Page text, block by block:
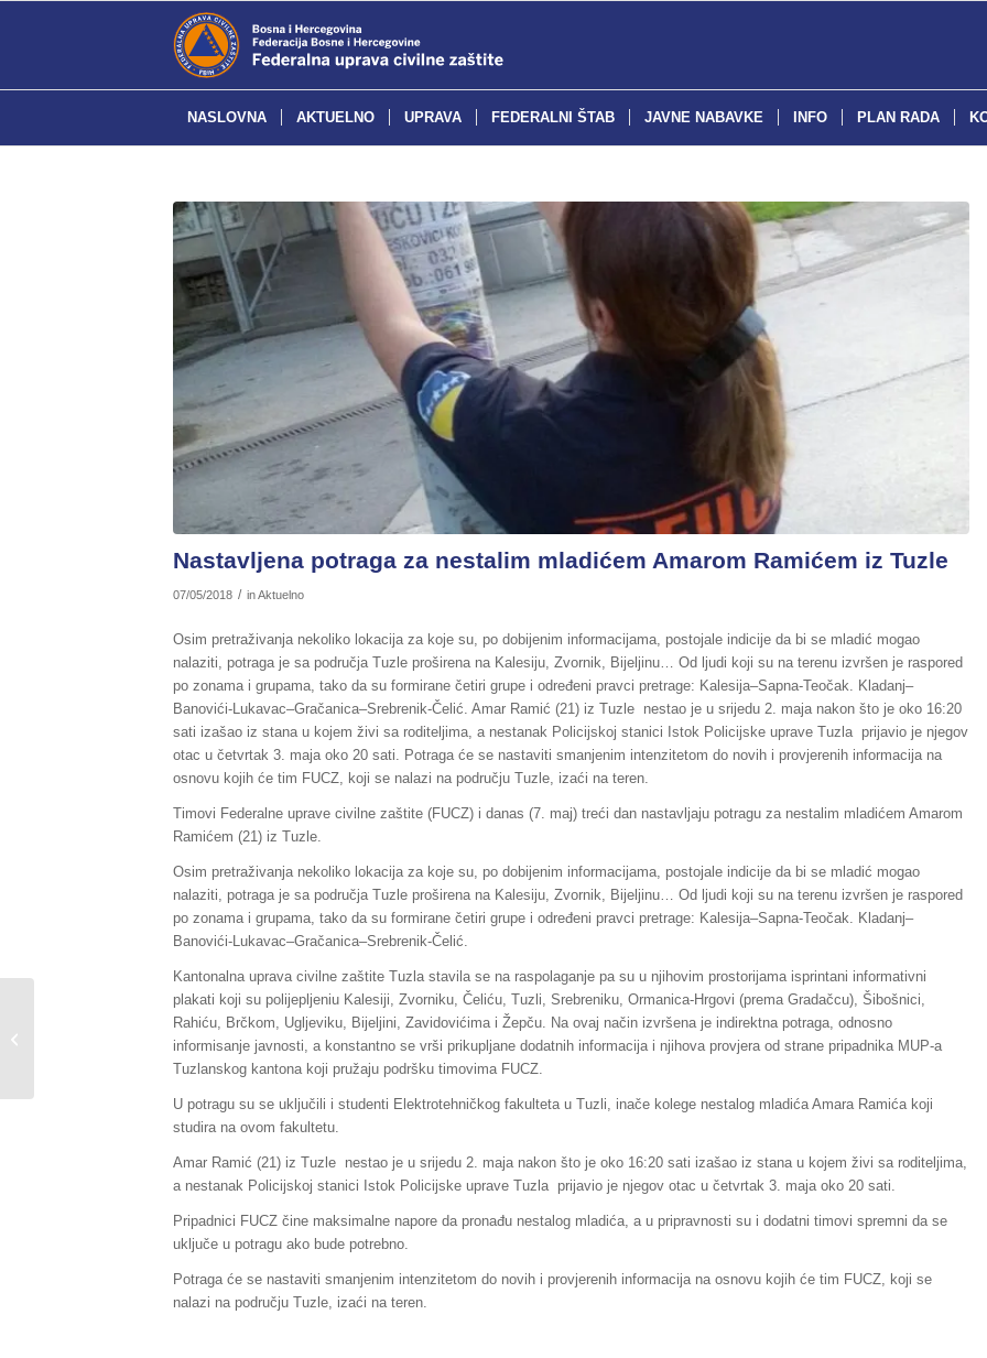
NASLOVNA AKTUELNO UPRAVA FEDERALNI ŠTAB JAVNE NABAVKE INFO PLAN RADA
Nastavljena potraga za nestalim mladićem Amarom Ramićem iz Tuzle
07/05/2018 / inAktuelno
Osim pretraživanja nekoliko lokacija za koje su, po dobijenim informacijama, postojale indicije da bi se mladić mogao
nalaziti, potraga je sa područja Tuzle proširena na Kalesiju, Zvornik, Bijeljinu… Od ljudi koji su na terenu izvršen je raspored
po zonama i grupama, tako da su formirane četiri grupe i određeni pravci pretrage: Kalesija–Sapna-Teočak. Kladanj–
Banovići-Lukavac–Gračanica–Srebrenik-Čelić. Amar Ramić (21) iz Tuzle nestao je u srijedu 2. maja nakon što je oko 16:20
sati izašao iz stana u kojem živi sa roditeljima, a nestanak Policijskoj stanici Istok Policijske uprave Tuzla prijavio je njegov
otac u četvrtak 3. maja oko 20 sati. Potraga će se nastaviti smanjenim intenzitetom do novih i provjerenih informacija na
osnovu kojih će tim FUCZ, koji se nalazi na području Tuzle, izaći na teren.
Timovi Federalne uprave civilne zaštite (FUCZ) i danas (7. maj) treći dan nastavljaju potragu za nestalim mladićem Amarom
Ramićem (21) iz Tuzle.
Osim pretraživanja nekoliko lokacija za koje su, po dobijenim informacijama, postojale indicije da bi se mladić mogao
nalaziti, potraga je sa područja Tuzle proširena na Kalesiju, Zvornik, Bijeljinu… Od ljudi koji su na terenu izvršen je raspored
po zonama i grupama, tako da su formirane četiri grupe i određeni pravci pretrage: Kalesija–Sapna-Teočak. Kladanj–
Banovići-Lukavac–Gračanica–Srebrenik-Čelić.
Kantonalna uprava civilne zaštite Tuzla stavila se na raspolaganje pa su u njihovim prostorijama isprintani informativni
plakati koji su polijepljeniu Kalesiji, Zvorniku, Čeliću, Tuzli, Srebreniku, Ormanica-Hrgovi (prema Gradačcu), Šibošnici,
Rahiću, Brčkom, Ugljeviku, Bijeljini, Zavidovićima i Žepču. Na ovaj način izvršena je indirektna potraga, odnosno
informisanje javnosti, a konstantno se vrši prikupljane dodatnih informacija i njihova provjera od strane pripadnika MUP-a
Tuzlanskog kantona koji pružaju podršku timovima FUCZ.
U potragu su se uključili i studenti Elektrotehničkog fakulteta u Tuzli, inače kolege nestalog mladića Amara Ramića koji
studira na ovom fakultetu.
Amar Ramić (21) iz Tuzle nestao je u srijedu 2. maja nakon što je oko 16:20 sati izašao iz stana u kojem živi sa roditeljima,
a nestanak Policijskoj stanici Istok Policijske uprave Tuzla prijavio je njegov otac u četvrtak 3. maja oko 20 sati.
Pripadnici FUCZ čine maksimalne napore da pronađu nestalog mladića, a u pripravnosti su i dodatni timovi spremni da se
uključe u potragu ako bude potrebno.
Potraga će se nastaviti smanjenim intenzitetom do novih i provjerenih informacija na osnovu kojih će tim FUCZ, koji se
nalazi na području Tuzle, izaći na teren.
Sažetak redovnog izvještaja o stanju
u Federaciji BiH, za dane
06./07.05.2018.godine,...